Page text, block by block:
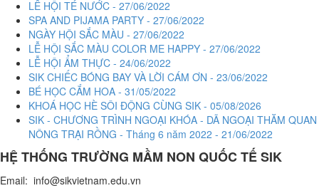
LỄ HỘI TÉ NƯỚC - 27/06/2022
SPA AND PIJAMA PARTY - 27/06/2022
NGÀY HỘI SẮC MÀU - 27/06/2022
LỄ HỘI SẮC MÀU COLOR ME HAPPY - 27/06/2022
LỄ HỘI ẨM THỰC - 24/06/2022
SIK CHIẾC BÓNG BAY VÀ LỜI CÁM ƠN - 23/06/2022
BÉ HỌC CẮM HOA - 31/05/2022
KHOÁ HỌC HÈ SÔI ĐỘNG CÙNG SIK - 05/08/2026
SIK - CHƯƠNG TRÌNH NGOẠI KHÓA - DÃ NGOẠI THĂM QUAN
NÔNG TRẠI RỒNG - Tháng 6 năm 2022 - 21/06/2022
HỆ THỐNG TRƯỜNG MẦM NON QUỐC TẾSIK
Email: info@sikvietnam.edu.vn